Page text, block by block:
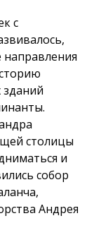
с
направления
столицы
и
собор
Андрея